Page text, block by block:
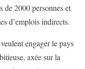
de 2000 personnes et
d’emplois indirects.
engager le pays
axée sur la